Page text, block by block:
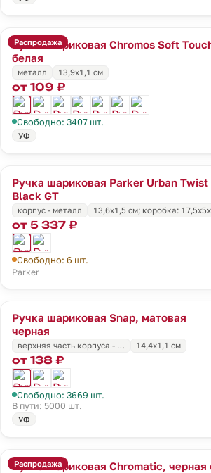
Распродажа
Ручка шариковая Chromos Soft
белая
металл 13,9х1,1 см
от 109 ₽
Свободно: 3407 шт.
УФ
Ручка шариковая Parker Urban Twist
Black GT
корпус - металл 13,6х1,5 см; коробка:
от 5 337 ₽
Свободно: 6 шт.
Parker
Ручка шариковая Snap, матовая
черная
верхняя часть корпуса - … 14,4x1,1 см
от 138 ₽
Свободно: 3669 шт.
В пути: 5000 шт.
УФ
Распродажа
Ручка шариковая Chromatic, черная